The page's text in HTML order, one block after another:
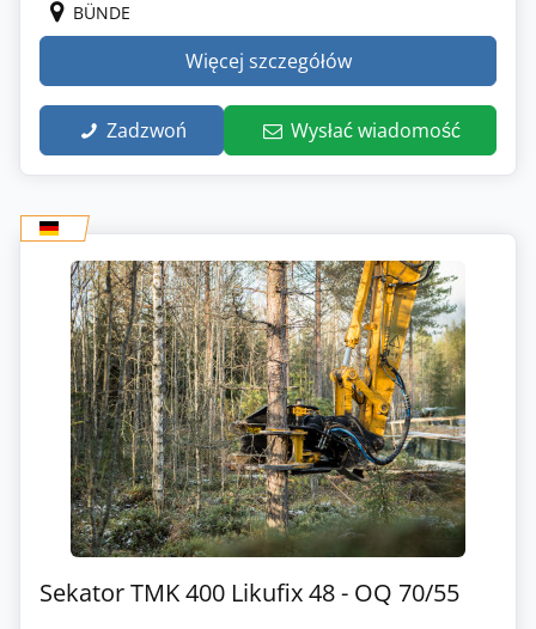
BÜNDE
Więcej szczegółów
Zadzwoń Wysłać wiadomość
Sekator TMK 400 Likufix 48 - OQ 70/55